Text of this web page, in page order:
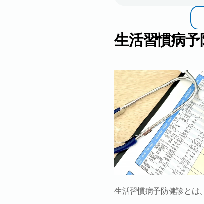
生活習慣病予
生活習慣病予防健診とは